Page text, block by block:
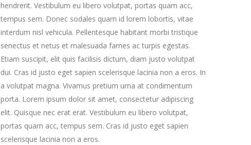
hendrerit. Vestibulum eu libero volutpat, portas quam acc,
tempus sem. Donec sodales quam id lorem lobortis, vitae
interdum nisl vehicula. Pellentesque habitant morbi tristique
senectus et netus et malesuada fames ac turpis egestas.
Etiam suscipit, elit quis facilisis dictum, diam justo volutpat
dui. Cras id justo eget sapien scelerisque lacinia non a eros. In
a volutpat magna. Vivamus pretium urna at condimentum
porta. Lorem ipsum dolor sit amet, consectetur adipiscing
elit. Quisque nec erat erat. Vestibulum eu libero volutpat,
portas quam acc, tempus sem. Cras id justo eget sapien
scelerisque lacinia non a eros.